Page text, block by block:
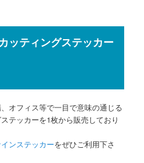
ッティングステッカー
オフィス等で一目で意味の通じる
テッカーを1枚から販売しており
ンステッカーをぜひご利用下さ